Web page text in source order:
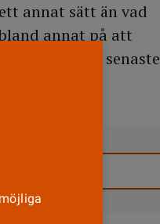
annat sätt än vad
annat på att
de senaste